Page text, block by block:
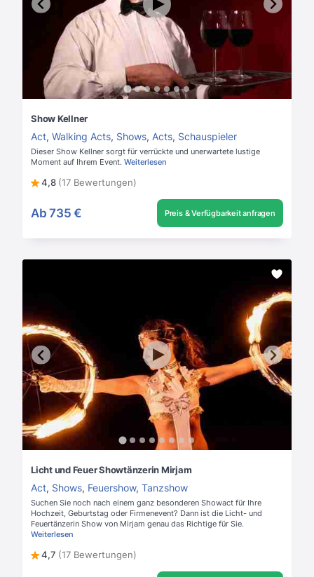
Show Kellner
Act, Walking Acts, Shows, Acts, Schauspieler
Dieser Show Kellner sorgt für verrückte und unerwartete lustige
Moment auf Ihrem Event. Weiterlesen
4,8 (17 Bewertungen)
Ab 735 € Preis & Verfügbarkeit anfragen
Licht und Feuer Showtänzerin Mirjam
Act, Shows, Feuershow, Tanzshow
Suchen Sie noch nach einem ganz besonderen Showact für Ihre
Hochzeit, Geburtstag oder Firmenevent? Dann ist die Licht- und
Feuertänzerin Show von Mirjam genau das Richtige für Sie.
Weiterlesen
4,7 (17 Bewertungen)